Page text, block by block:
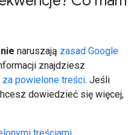
nie naruszają zasad Google
znajdziesz
powielone treści. Jeśli
dowiedzieć się więcej,